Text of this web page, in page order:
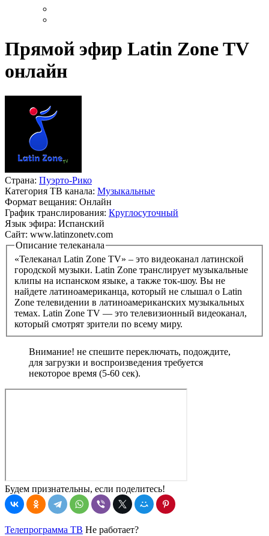
Прямой эфир Latin Zone TV
онлайн
Страна: Пуэрто-Рико
Категория ТВ канала: Музыкальные
Формат вещания: Онлайн
График транслирования: Круглосуточный
Язык эфира: Испанский
Сайт: www.latinzonetv.com
Описание телеканала
«Телеканал Latin Zone TV» – это видеоканал латинской
городской музыки. Latin Zone транслирует музыкальные
клипы на испанском языке, а также ток-шоу. Вы не
найдете латиноамериканца, который не слышал о Latin
Zone телевидении в латиноамериканских музыкальных
темах. Latin Zone TV — это телевизионный видеоканал,
который смотрят зрители по всему миру.
Внимание! не спешите переключать, подождите,
для загрузки и воспроизведения требуется
некоторое время (5-60 сек).
Будем признательны, если поделитесь!
Телепрограмма ТВ Не работает?